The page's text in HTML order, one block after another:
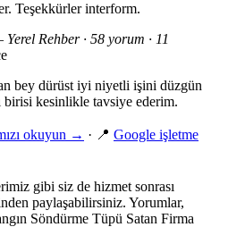
Teşekkürler interform.
Yerel Rehber · 58 yorum · 11
bey dürüst iyi niyetli işini düzgün
birisi kesinlikle tavsiye ederim.
okuyun → · 📍 Google işletme
gibi siz de hizmet sonrası
paylaşabilirsiniz. Yorumlar,
Söndürme Tüpü Satan Firma